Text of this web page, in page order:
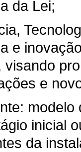
da Lei;
e
e
inicial
da